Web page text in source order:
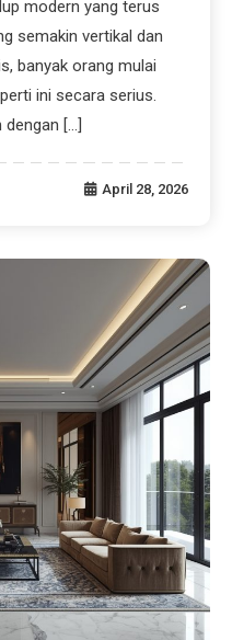
modern yang terus
semakin vertikal dan
banyak orang mulai
ini secara serius.
dengan […]
April 28, 2026